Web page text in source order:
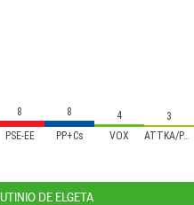
PSE-EE PP+Cs VOX ATTKA/PACMA
8 8 4 3
DE ELGETA